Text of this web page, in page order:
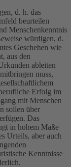
d. h. das
beurteilen
Menschenkenntnis
würdigen, d.
Geschehen wie
aus den
ableiten
muss,
Erfolg im
mit Menschen
sollen über
Das
in hohem Maße
Urteils, aber auch
Kenntnisse